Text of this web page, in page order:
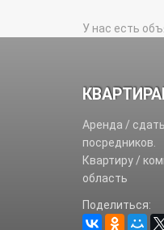
У нас есть
Аренда /
посредников.
Квартиру /
область
Поделиться: